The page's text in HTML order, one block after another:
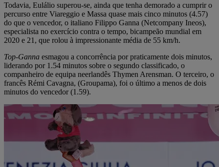
Todavia, Eulálio superou-se, ainda que tenha demorado a cumprir o
percurso entre Viareggio e Massa quase mais cinco minutos (4.57)
do que o vencedor, o italiano Filippo Ganna (Netcompany Ineos),
especialista no exercício contra o tempo, bicampeão mundial em
2020 e 21, que rolou à impressionante média de 55 km/h.
Top-Ganna esmagou a concorrência por praticamente dois minutos,
liderando por 1.54 minutos sobre o segundo classificado, o
companheiro de equipa neerlandês Thymen Arensman. O terceiro, o
francês Rémi Cavagna, (Groupama), foi o último a menos de dois
minutos do vencedor (1.59).